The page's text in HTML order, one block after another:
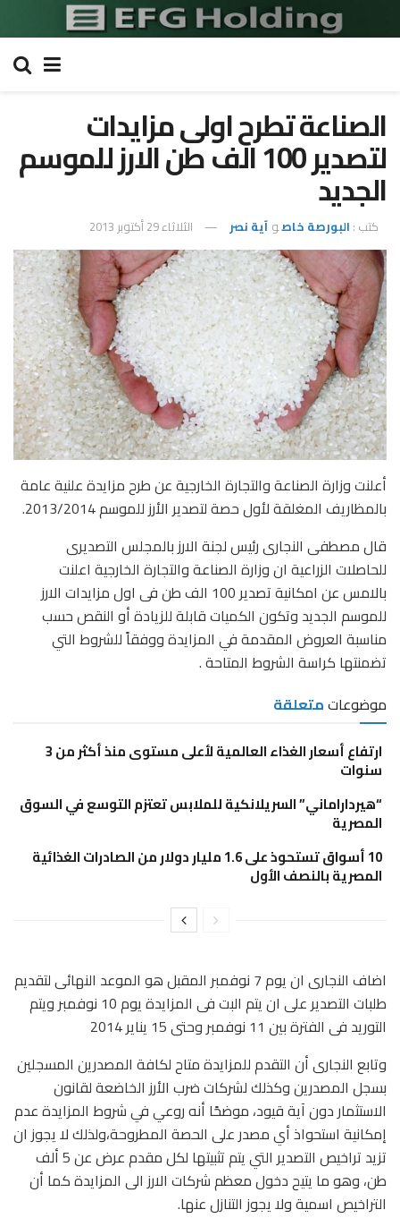
الصناعة تطرح اولى مزايدات
لتصدير 100 الف طن الارز للموسم
الجديد
كتب : البورصة خاصو آية نصر الثلاثاء 29 أكتوبر 2013
أعلنت وزارة الصناعة والتجارة الخارجية عن طرح مزايدة علنية عامة
بالمظاريف المغلقة لأول حصة لتصدير الأرز للموسم 2013/2014.
قال مصطفى النجارى رئيس لجنة الارز بالمجلس التصديرى
للحاصلات الزراعية ان وزارة الصناعة والتجارة الخارجية اعلنت
بالامس عن امكانية تصدير 100 الف طن فى اول مزايدات الارز
للموسم الجديد وتكون الكميات قابلة للزيادة أو النقص حسب
مناسبة العروض المقدمة في المزايدة ووفقاً للشروط التي
تضمنتها كراسة الشروط المتاحة .
موضوعاتمتعلقة
ارتفاع أسعار الغذاء العالمية لأعلى مستوى منذ أكثر من 3
سنوات
“هيرداراماني” السريلانكية للملابس تعتزم التوسع في السوق
المصرية
10 أسواق تستحوذ على 1.6 مليار دولار من الصادرات الغذائية
المصرية بالنصف الأول
اضاف النجارى ان يوم 7 نوفمبر المقبل هو الموعد النهائى لتقديم
طلبات التصدير على ان يتم البت فى المزايدة يوم 10 نوفمبر ويتم
التوريد فى الفترة بين 11 نوفمبر وحتى 15 يناير 2014
وتابع النجارى أن التقدم للمزايدة متاح لكافة المصدرين المسجلين
بسجل المصدرين وكذلك لشركات ضرب الأرز الخاضعة لقانون
الاستثمار دون آية قيود، موضحًا أنه روعي في شروط المزايدة عدم
إمكانية استحواذ أي مصدر على الحصة المطروحة،ولذلك لا يجوز ان
تزيد تراخيص التصدير التي يتم تثبيتها لكل مقدم عرض عن 5 ألف
طن، وهو ما يتيح دخول معظم شركات الارز الى المزايدة كما أن
التراخيص اسمية ولا يجوز التنازل عنها.